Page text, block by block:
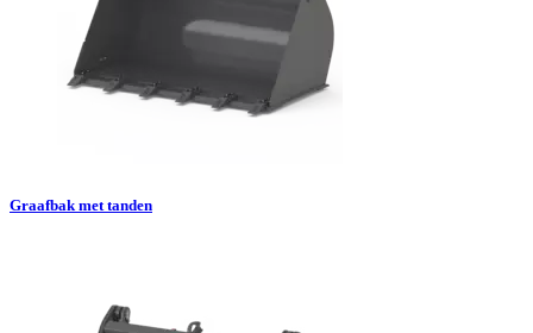
Graafbak met tanden